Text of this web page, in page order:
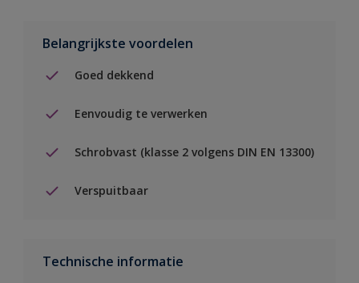
Belangrijkste voordelen
Goed dekkend
Eenvoudig te verwerken
Schrobvast (klasse 2 volgens DIN EN 13300)
Verspuitbaar
Technische informatie